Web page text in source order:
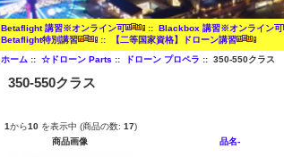
Betaflight 講習※オンライン可 ::Blackbox 講習※オンライン可
Betaflight特別講習
:: 【二等国家資格】ドローン講習
ホーム ::☆ドローン Parts :: ドローン プロペラ :: 350-550クラス
350-550クラス
1から10を表示中 (商品の数: 17)
商品画像
品名-